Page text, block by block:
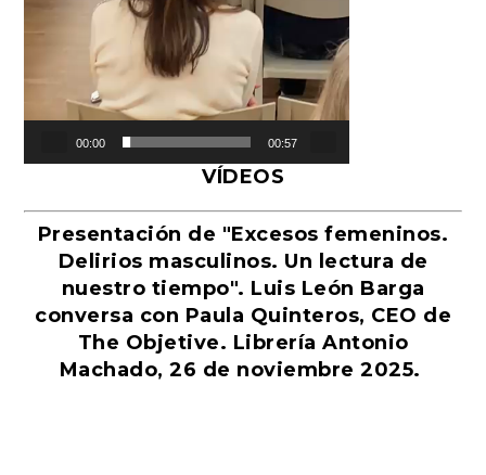
00:00 00:57
VÍDEOS
Presentación de "Excesos femeninos.
Delirios masculinos. Un lectura de
nuestro tiempo". Luis León Barga
conversa con Paula Quinteros, CEO de
The Objetive. Librería Antonio
Machado, 26 de noviembre 2025.